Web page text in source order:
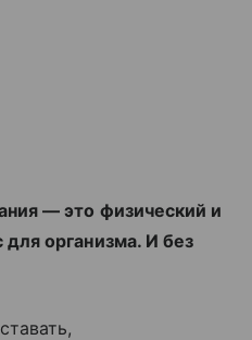
— это физический и
для организма. И без